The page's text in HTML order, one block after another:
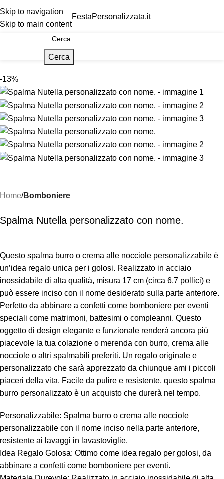
Skip to navigation
Skip to main content
FestaPersonalizzata.it
Cerca
-13%
Home Bomboniere
Spalma Nutella personalizzato con nome.
Questo spalma burro o crema alle nocciole personalizzabile è
un’idea regalo unica per i golosi. Realizzato in acciaio
inossidabile di alta qualità, misura 17 cm (circa 6,7 pollici) e
può essere inciso con il nome desiderato sulla parte anteriore.
Perfetto da abbinare a confetti come bomboniere per eventi
speciali come matrimoni, battesimi o compleanni. Questo
oggetto di design elegante e funzionale renderà ancora più
piacevole la tua colazione o merenda con burro, crema alle
nocciole o altri spalmabili preferiti. Un regalo originale e
personalizzato che sarà apprezzato da chiunque ami i piccoli
piaceri della vita. Facile da pulire e resistente, questo spalma
burro personalizzato è un acquisto che durerà nel tempo.
Personalizzabile: Spalma burro o crema alle nocciole
personalizzabile con il nome inciso nella parte anteriore,
resistente ai lavaggi in lavastoviglie.
Idea Regalo Golosa: Ottimo come idea regalo per golosi, da
abbinare a confetti come bomboniere per eventi.